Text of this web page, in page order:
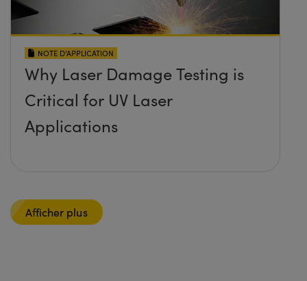
NOTE D’APPLICATION
Why Laser Damage Testing is
Critical for UV Laser
Applications
Afficher plus